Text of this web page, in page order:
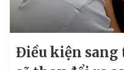
Điều kiện sang